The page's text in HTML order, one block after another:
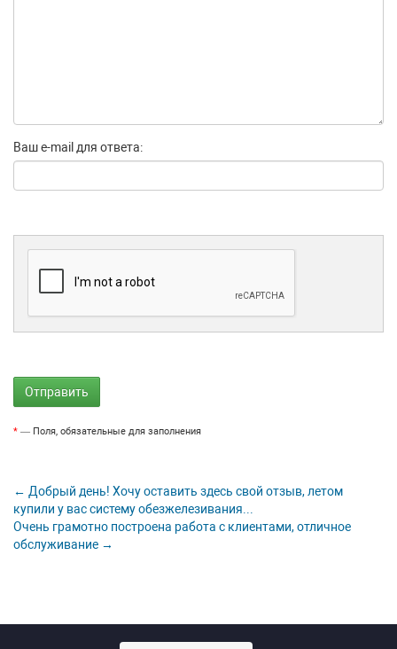
Ваш e-mail для ответа:
* — Поля, обязательные для заполнения
← Добрый день! Хочу оставить здесь свой отзыв, летом
купили у вас систему обезжелезивания...
Очень грамотно построена работа с клиентами, отличное
обслуживание →